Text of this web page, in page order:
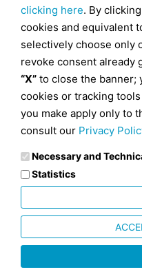
clicking here. By
cookies and equivalent
selectively choose only
revoke consent already
“X” to close the
cookies or tracking
you make apply only to
consult our Privacy
Necessary and
Statistics